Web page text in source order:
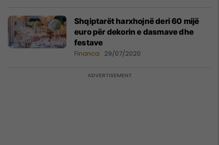
Shqiptarët harxhojnë deri 60 mijë
euro për dekorin e dasmave dhe
festave
Financa 29/07/2020